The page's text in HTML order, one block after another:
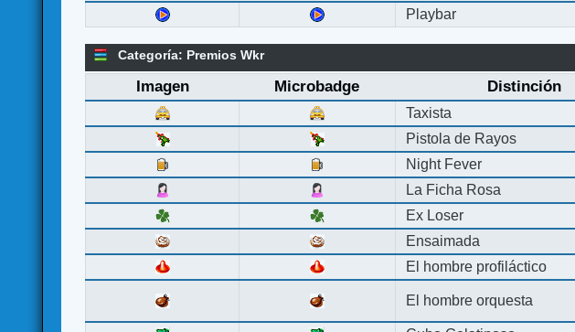
Playbar
Categoría: Premios Wkr
Imagen Microbadge Distinción
Taxista
Pistola de Rayos
Night Fever
La Ficha Rosa
Ex Loser
Ensaimada
El hombre profiláctico
El hombre orquesta